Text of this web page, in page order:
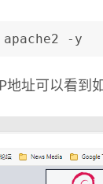
-y
地址可以看到